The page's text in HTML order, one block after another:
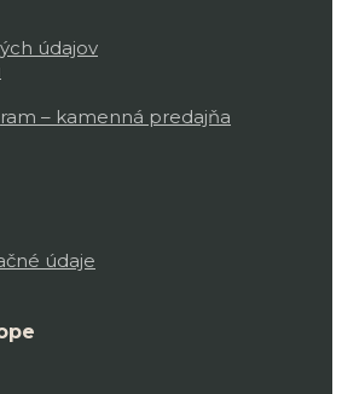
údajov
– kamenná predajňa
údaje